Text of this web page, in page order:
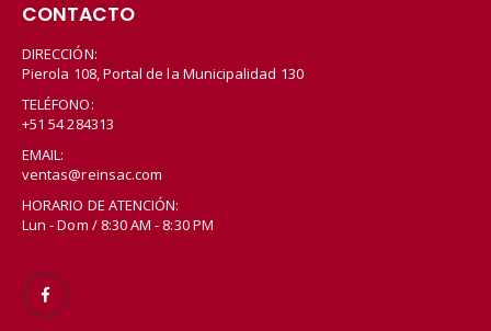
CONTACTO
DIRECCIÓN:
Pierola 108, Portal de la Municipalidad 130
TELÉFONO:
+51 54 284313
EMAIL:
ventas@reinsac.com
HORARIO DE ATENCIÓN:
Lun - Dom / 8:30 AM - 8:30 PM